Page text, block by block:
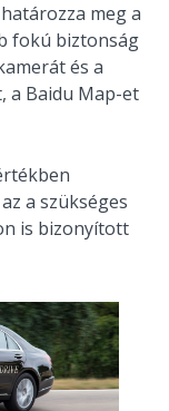
meg a
fokú biztonság
és a
a Baidu Map-et
a szükséges
is bizonyított